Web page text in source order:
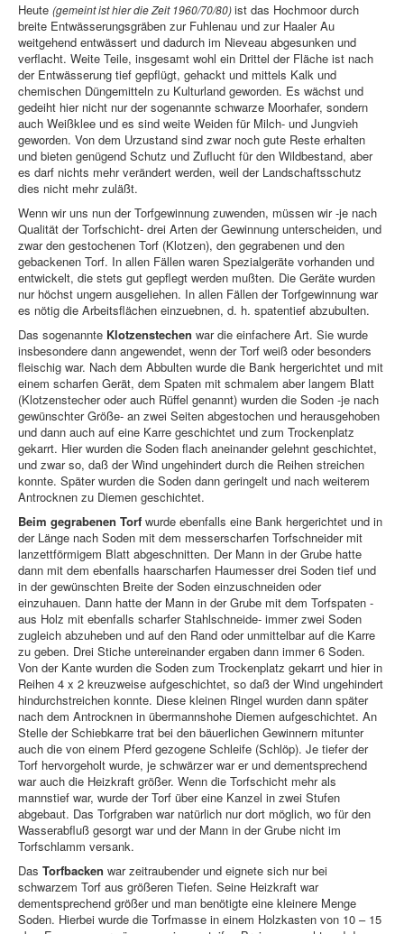
Heute (gemeint ist hier die Zeit 1960/70/80)ist das Hochmoor durch
breite Entwässerungsgräben zur Fuhlenau und zur Haaler Au
weitgehend entwässert und dadurch im Nieveau abgesunken und
verflacht. Weite Teile, insgesamt wohl ein Drittel der Fläche ist nach
der Entwässerung tief gepflügt, gehackt und mittels Kalk und
chemischen Düngemitteln zu Kulturland geworden. Es wächst und
gedeiht hier nicht nur der sogenannte schwarze Moorhafer, sondern
auch Weißklee und es sind weite Weiden für Milch- und Jungvieh
geworden. Von dem Urzustand sind zwar noch gute Reste erhalten
und bieten genügend Schutz und Zuflucht für den Wildbestand, aber
es darf nichts mehr verändert werden, weil der Landschaftsschutz
dies nicht mehr zuläßt.
Wenn wir uns nun der Torfgewinnung zuwenden, müssen wir -je nach
Qualität der Torfschicht- drei Arten der Gewinnung unterscheiden, und
zwar den gestochenen Torf (Klotzen), den gegrabenen und den
gebackenen Torf. In allen Fällen waren Spezialgeräte vorhanden und
entwickelt, die stets gut gepflegt werden mußten. Die Geräte wurden
nur höchst ungern ausgeliehen. In allen Fällen der Torfgewinnung war
es nötig die Arbeitsflächen einzuebnen, d. h. spatentief abzubulten.
Das sogenannte Klotzenstechen war die einfachere Art. Sie wurde
insbesondere dann angewendet, wenn der Torf weiß oder besonders
fleischig war. Nach dem Abbulten wurde die Bank hergerichtet und mit
einem scharfen Gerät, dem Spaten mit schmalem aber langem Blatt
(Klotzenstecher oder auch Rüffel genannt) wurden die Soden -je nach
gewünschter Größe- an zwei Seiten abgestochen und herausgehoben
und dann auch auf eine Karre geschichtet und zum Trockenplatz
gekarrt. Hier wurden die Soden flach aneinander gelehnt geschichtet,
und zwar so, daß der Wind ungehindert durch die Reihen streichen
konnte. Später wurden die Soden dann geringelt und nach weiterem
Antrocknen zu Diemen geschichtet.
Beim gegrabenen Torf wurde ebenfalls eine Bank hergerichtet und in
der Länge nach Soden mit dem messerscharfen Torfschneider mit
lanzettförmigem Blatt abgeschnitten. Der Mann in der Grube hatte
dann mit dem ebenfalls haarscharfen Haumesser drei Soden tief und
in der gewünschten Breite der Soden einzuschneiden oder
einzuhauen. Dann hatte der Mann in der Grube mit dem Torfspaten -
aus Holz mit ebenfalls scharfer Stahlschneide- immer zwei Soden
zugleich abzuheben und auf den Rand oder unmittelbar auf die Karre
zu geben. Drei Stiche untereinander ergaben dann immer 6 Soden.
Von der Kante wurden die Soden zum Trockenplatz gekarrt und hier in
Reihen 4 x 2 kreuzweise aufgeschichtet, so daß der Wind ungehindert
hindurchstreichen konnte. Diese kleinen Ringel wurden dann später
nach dem Antrocknen in übermannshohe Diemen aufgeschichtet. An
Stelle der Schiebkarre trat bei den bäuerlichen Gewinnern mitunter
auch die von einem Pferd gezogene Schleife (Schlöp). Je tiefer der
Torf hervorgeholt wurde, je schwärzer war er und dementsprechend
war auch die Heizkraft größer. Wenn die Torfschicht mehr als
mannstief war, wurde der Torf über eine Kanzel in zwei Stufen
abgebaut. Das Torfgraben war natürlich nur dort möglich, wo für den
Wasserabfluß gesorgt war und der Mann in der Grube nicht im
Torfschlamm versank.
Das Torfbacken war zeitraubender und eignete sich nur bei
schwarzem Torf aus größeren Tiefen. Seine Heizkraft war
dementsprechend größer und man benötigte eine kleinere Menge
Soden. Hierbei wurde die Torfmasse in einem Holzkasten von 10 – 15